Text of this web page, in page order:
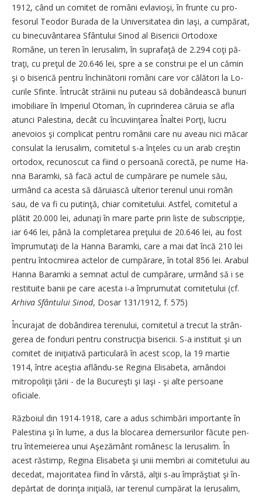
1912, când un comitet de ro­mâni evlavioşi, în frunte cu pro­
fesorul Teodor Burada de la Universitatea din Iaşi, a cum­pă­rat,
cu binecuvântarea Sfân­tu­lui Sinod al Bisericii Ortodoxe
Române, un teren în Ierusalim, în suprafaţă de 2.294 coţi pă­
traţi, cu preţul de 20.646 lei, spre a se construi pe el un cămin
şi o biserică pentru închinătorii ro­mâni care vor călători la Lo­
cu­rile Sfinte. Întrucât străinii nu pu­teau să dobândească bunuri
imobiliare în Imperiul Otoman, în cuprinderea căruia se afla
atunci Palestina, decât cu încuviinţarea Înaltei Porţi, lucru
anevoios şi complicat pentru ro­mânii care nu aveau nici măcar
consulat la Ierusalim, comitetul s-a înţeles cu un arab creştin
ortodox, recunoscut ca fiind o per­soană corectă, pe nume Ha­
nna Baramki, să facă actul de cumpărare pe numele său,
urmând ca acesta să dăruiască ulterior terenul unui român
sau, de va fi cu putinţă, chiar comitetului. Astfel, comitetul a
plătit 20.000 lei, adunaţi în mare par­te prin liste de subscripţie,
iar 646 lei, până la completarea pre­ţului de 20.646 lei, au fost
îm­pru­mutaţi de la Hanna Ba­ram­ki, care a mai dat încă 210 lei
pen­tru întocmirea actelor de cumpărare, în total 856 lei. Arabul
Hanna Baramki a semnat actul de cumpărare, urmând să i se
restituite banii pe care acesta i-a împrumutat comitetului (cf.
Arhiva Sfântului Sinod, Dosar 131/1912, f. 575)
Încurajat de dobândirea te­re­nu­lui, comitetul a trecut la strân­
gerea de fonduri pentru con­strucţia bisericii. S-a instituit şi un
comitet de iniţiativă par­ticulară în acest scop, la 19 martie
1914, între aceştia aflâ­n­du-se Regina Elisabeta, amândoi
mitropoliţii ţării - de la Bu­cureşti şi Iaşi - şi alte persoane
oficiale.
Războiul din 1914-1918, care a adus schimbări importante în
Palestina şi în lume, a dus la blo­carea demersurilor făcute pen­
tru întemeierea unui Aşe­ză­mânt românesc la Ierusalim. În
acest răstimp, Regina Elisabeta şi unii membri ai comitetului au
decedat, majoritatea fiind în vârstă, alţii s-au împrăştiat şi în­
depărtat de dorinţa iniţială, iar terenul cumpărat la Ieru­sa­lim,